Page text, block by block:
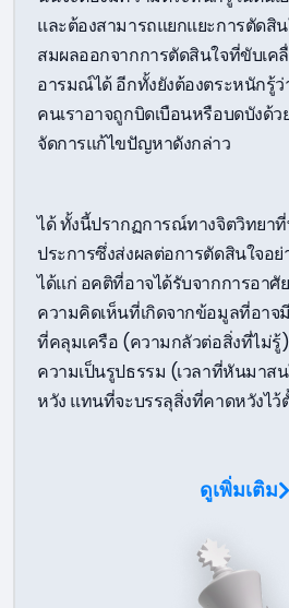
และต้องสามารถแยกแยะการตัดสิ
สมผลออกจากการตัดสินใจที่ขับเค
อารมณ์ได้ อีกทั้งยังต้องตระหนักรู้
คนเราอาจถูกบิดเบือนหรือบดบังด้
จัดการแก้ไขปัญหาดังกล่าว
ได้ ทั้งนี้ปรากฏการณ์ทางจิตวิทยา
ประการซึ่งส่งผลต่อการตัดสินใจอ
ได้แก่ อคติที่อาจได้รับจากการอาศั
ความคิดเห็นที่เกิดจากข้อมูลที่อาจ
ที่คลุมเครือ (ความกลัวต่อสิ่งที่ไม่รู้
ความเป็นรูปธรรม (เวลาที่หันมาส
หวัง แทนที่จะบรรลุสิ่งที่คาดหวังไว้
ดูเพิ่มเติม